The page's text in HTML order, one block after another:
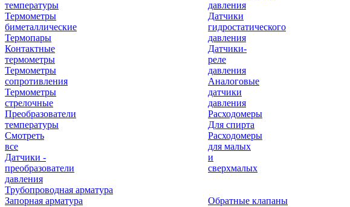
температуры
Термометры
биметаллические
Термопары
Контактные
термометры
Термометры
сопротивления
Термометры
стрелочные
Преобразователи
температуры
Смотреть
все
Датчики -
преобразователи
давления
давления
Датчики
гидростатического
давления
Датчики-
реле
давления
Аналоговые
датчики
давления
Расходомеры
Для спирта
Расходомеры
для малых
и
сверхмалых
Трубопроводная арматура
Запорная арматура
Обратные клапаны